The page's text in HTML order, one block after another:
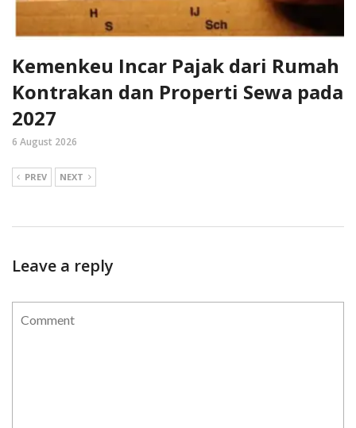
Kemenkeu Incar Pajak dari Rumah
Kontrakan dan Properti Sewa pada
2027
6 August 2026
PREV NEXT
Leave a reply